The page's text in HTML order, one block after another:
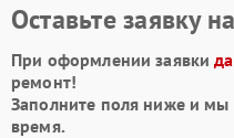
Оставьте заявку
При оформлении заявки
ремонт!
Заполните поля ниже и
время.